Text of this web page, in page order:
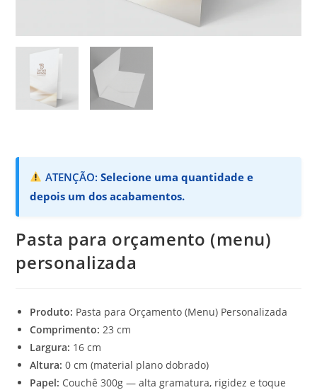
ATENÇÃO: Selecione uma quantidade e
depois um dos acabamentos.
Pasta para orçamento (menu)
personalizada
Produto: Pasta para Orçamento (Menu) Personalizada
Comprimento: 23 cm
Largura: 16 cm
Altura: 0 cm (material plano dobrado)
Papel: Couchê 300g — alta gramatura, rigidez e toque